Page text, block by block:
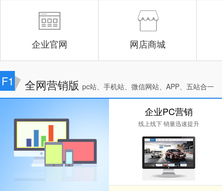
企业官网 网店商城
F1 全网营销版 pc站、手机站、微信网站、APP、五站合一
企业PC营销
线上线下 销量迅速提升